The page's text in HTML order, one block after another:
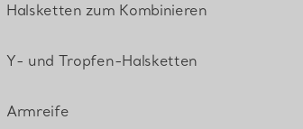
Halsketten zum Kombinieren
Y- und Tropfen-Halsketten
Armreife